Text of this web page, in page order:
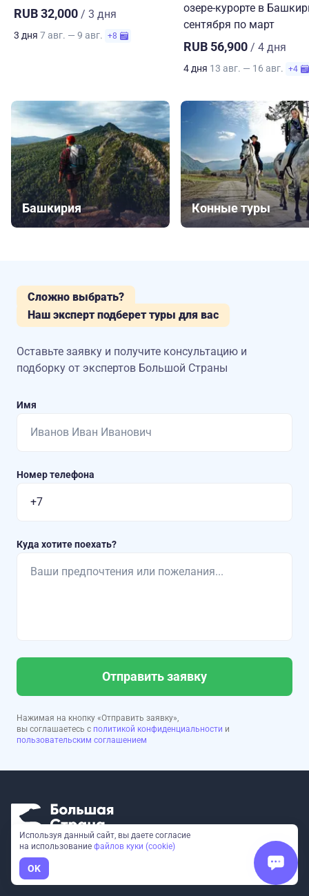
RUB 32,000 / 3 дня
3 дня 7 авг. — 9 авг. +8
озере-курорте в
сентября по март
RUB 56,900 / 4 дня
4 дня 13 авг. — 16 авг. +4
Башкирия Конные туры
Сложно выбрать?
Наш эксперт подберет туры для вас
Оставьте заявку и получите консультацию и
подборку от экспертов Большой Страны
Имя
Номер телефона
Куда хотите поехать?
Отправить заявку
Нажимая на кнопку «Отправить заявку»,
вы соглашаетесь с политикой конфиденциальности и
пользовательским соглашением
ТУРЫ
Используя данный сайт, вы даете согласие
на использование файлов куки (cookie)
OK